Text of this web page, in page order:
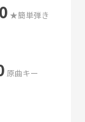
0 ★簡単弾き
原曲キー